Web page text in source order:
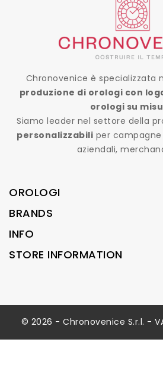
Chronovenice è specializzata
produzione di orologi con
orologi su
Siamo leader nel settore della
personalizzabili per
aziendali,
OROLOGI
BRANDS
INFO
STORE INFORMATION
© 2026 - Chronovenice S.r.l. -